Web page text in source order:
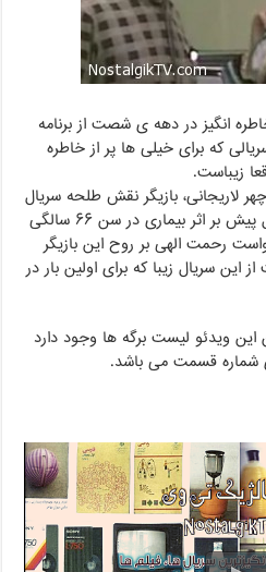
انگیز در دهه ی شصت از برنامه
که برای خیلی ها پر از خاطره
زیباست.
لاریجانی، بازیگر نقش طلحه سریال
امام علی(ع) که متاسفانه دو سال پیش بر اثر بیماری در سن ۶۶ سالگی
رحمت الهی بر روح این بازیگر
این سریال زیبا که برای اولین بار در
این ویدئو لیست برگه ها وجود دارد
شماره قسمت می باشد.